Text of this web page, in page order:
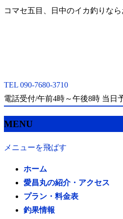
コマセ五目、日中のイカ釣りなら
TEL 090-7680-3710
電話受付/午前4時～午後8時 当日
MENU
メニューを飛ばす
ホーム
愛昌丸の紹介・アクセス
プラン・料金表
釣果情報